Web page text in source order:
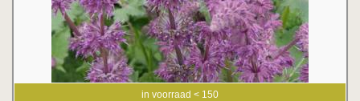
in voorraad < 150